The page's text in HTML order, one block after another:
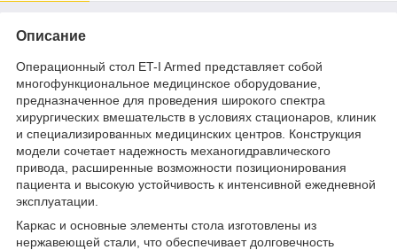
Описание
Операционный стол ET-I Armed представляет собой
многофункциональное медицинское оборудование,
предназначенное для проведения широкого спектра
хирургических вмешательств в условиях стационаров, клиник
и специализированных медицинских центров. Конструкция
модели сочетает надежность механогидравлического
привода, расширенные возможности позиционирования
пациента и высокую устойчивость к интенсивной ежедневной
эксплуатации.
Каркас и основные элементы стола изготовлены из
нержавеющей стали, что обеспечивает долговечность